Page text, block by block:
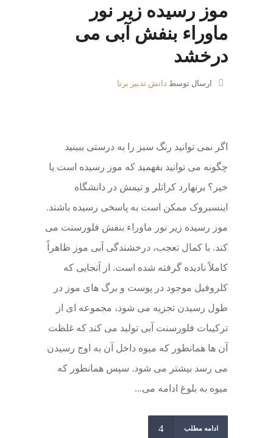
موز رسیده زیر نور
ماوراء بنفش آبی می
درخشد
ارسال توسط دانش تدبیر برنا
اگر نمی توانید رنگ سبز را به درستی ببینید
چگونه می توانید بفهمید که موز رسیده است یا
خیر؟ برنهارد کراتلر و تیمش در دانشگاه
اینسبروک ممکن است به پاسخی رسیده باشند.
موز رسیده زیر نور ماوراء بنفش فلورسنت می
کند. با کمال تعجب، درخشندگی آبی موز ظاهراً
کاملاً نادیده گرفته شده است. از آنجایی که
کلروفیل موجود در پوست و برگ های موز در
طول رسیدن تجزیه می شود، مجموعه ای از
ترکیبات فلورسنت آبی تولید می کند که غلظت
آن ها همانطور که میوه داخل آن به اوج رسیدن
می رسد بیشتر می شود. سپس همانطور که
میوه به بلوغ ادامه می...
ادامه مطلب